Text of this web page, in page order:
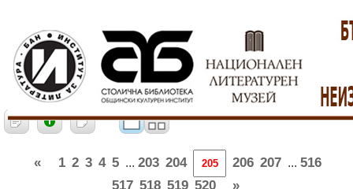
« 1 2 3 4 5 ... 203 204 206 207 ... 516
517 518 519 520 »